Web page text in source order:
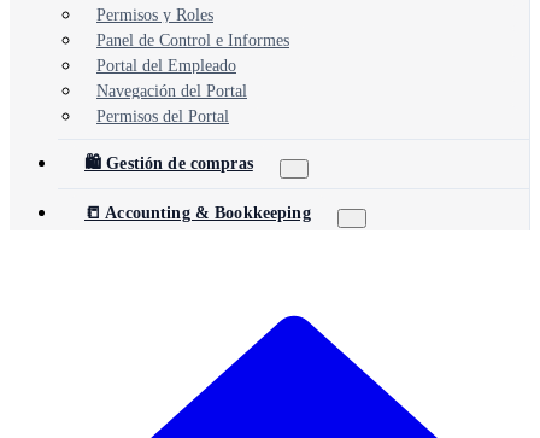
Permisos y Roles
Panel de Control e Informes
Portal del Empleado
Navegación del Portal
Permisos del Portal
🛍️ Gestión de compras
📒 Accounting & Bookkeeping